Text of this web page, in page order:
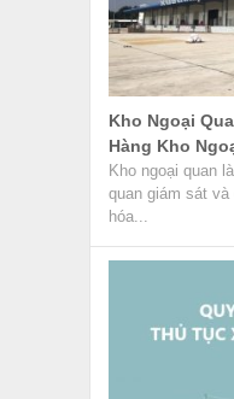
Kho Ngoại
Hàng Kho
Kho ngoại quan
quan giám sát
hóa...